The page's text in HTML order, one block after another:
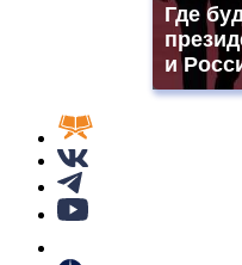
Где
и